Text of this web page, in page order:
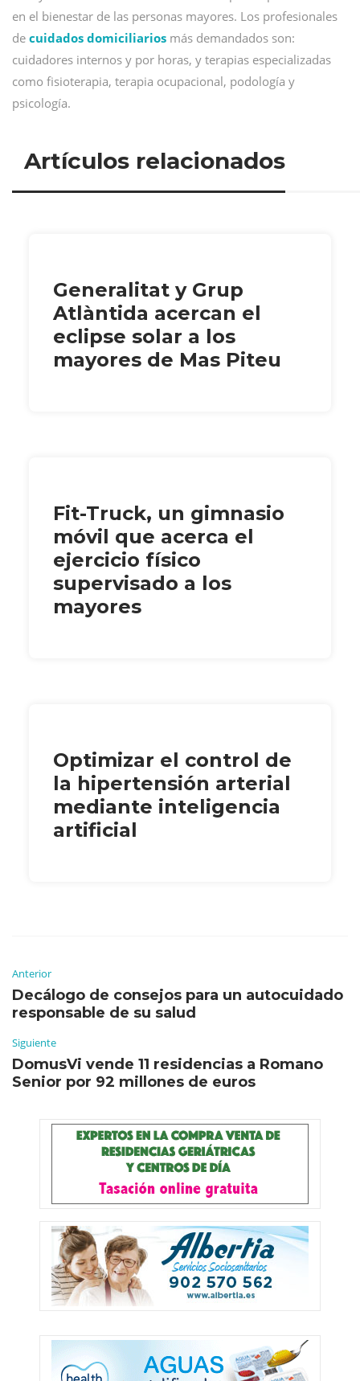
en el bienestar de las personas mayores. Los profesionales
de cuidados domiciliarios más demandados son:
cuidadores internos y por horas, y terapias especializadas
como fisioterapia, terapia ocupacional, podología y
psicología.
Artículos relacionados
Generalitat y Grup
Atlàntida acercan el
eclipse solar a los
mayores de Mas Piteu
Fit-Truck, un gimnasio
móvil que acerca el
ejercicio físico
supervisado a los
mayores
Optimizar el control de
la hipertensión arterial
mediante inteligencia
artificial
Anterior
Decálogo de consejos para un autocuidado
responsable de su salud
Siguiente
DomusVi vende 11 residencias a Romano
Senior por 92 millones de euros